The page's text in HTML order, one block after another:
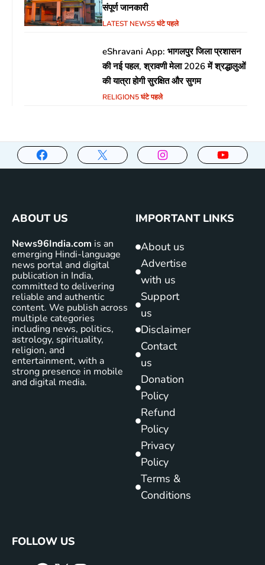
संपूर्ण जानकारी
LATEST NEWS5 घंटे पहले
eShravani App: भागलपुर जिला प्रशासन
की नई पहल, श्रावणी मेला 2026 में श्रद्धालुओं
की यात्रा होगी सुरक्षित और सुगम
RELIGION5 घंटे पहले
ABOUT US
News96India.com is an
emerging Hindi-language
news portal and digital
publication in India,
committed to delivering
reliable and authentic
content. We publish across
multiple categories
including news, politics,
astrology, spirituality,
religion, and
entertainment, with a
strong presence in mobile
and digital media.
IMPORTANT LINKS
About us
Advertise
with us
Support
us
Disclaimer
Contact
us
Donation
Policy
Refund
Policy
Privacy
Policy
Terms &
Conditions
FOLLOW US